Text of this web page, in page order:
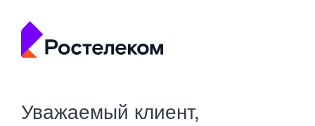
Уважаемый клиент,